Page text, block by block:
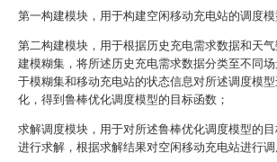
第一构建模块，用于构建空闲移动充电站的调度模
第二构建模块，用于根据历史充电需求数据和天
建模糊集，将所述历史充电需求数据分类至不同
于模糊集和移动充电站的状态信息对所述调度模
化，得到鲁棒优化调度模型的目标函数；
求解调度模块，用于对所述鲁棒优化调度模型的
进行求解，根据求解结果对空闲移动充电站进行调